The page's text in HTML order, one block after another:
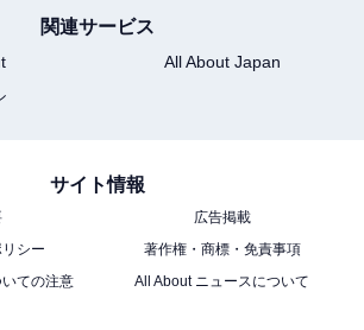
関連サービス
All About Japan
サイト情報
広告掲載
シー
著作権・商標・免責事項
ての注意
All About ニュースについて